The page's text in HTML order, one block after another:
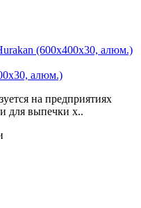
алюм.)
на предприятиях
для выпечки х..